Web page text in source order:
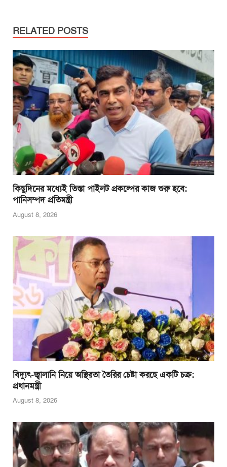
e
b
o
o
k
er
A
p
p
n
g
er
RELATED POSTS
কিছুদিনের মধ্যেই তিস্তা পাইলট প্রকল্পের কাজ শুরু হবে:
পানিসম্পদ প্রতিমন্ত্রী
August 8, 2026
বিদ্যুৎ-জ্বালানি নিয়ে অস্থিরতা তৈরির চেষ্টা করছে একটি চক্র:
প্রধানমন্ত্রী
August 8, 2026